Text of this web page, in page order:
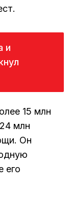
и
15 млн
млн
Он
его